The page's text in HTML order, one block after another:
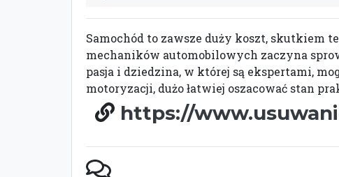
Samochód to zawsze duży koszt, skutkiem
mechaników automobilowych zaczyna
pasja i dziedzina, w której są ekspertami,
motoryzacji, dużo łatwiej oszacować stan
https://